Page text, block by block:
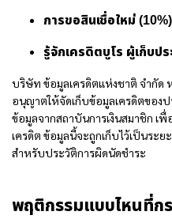
การขอสินเชื่อใหม่
รู้จักเครดิตบูโร ผู้เก็บป
บริษัท ข้อมูลเครดิตแห่งชาติ จำกัด
อนุญาตให้จัดเก็บข้อมูลเครดิตของ
ข้อมูลจากสถาบันการเงินสมาชิก เ
เครดิต ข้อมูลนี้จะถูกเก็บไว้เป็นระ
สำหรับประวัติการผิดนัดชำระ
พฤติกรรมแบบไหนที่ก